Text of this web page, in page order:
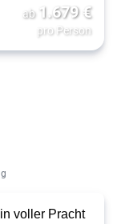
ab 1.679€
pro Person
voller Pracht